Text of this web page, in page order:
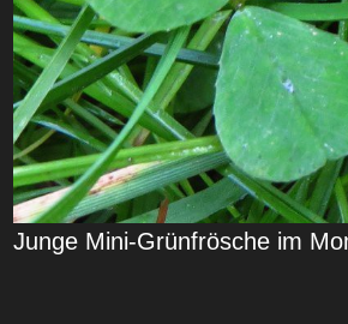
Junge Mini-Grünfrösche im